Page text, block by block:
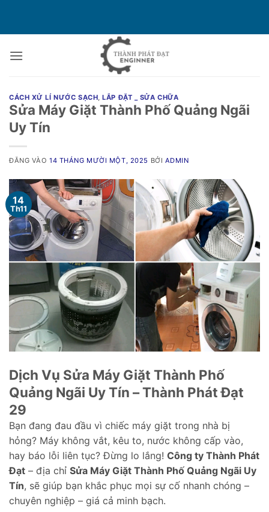
nội
dung
CÁCH XỬ LÍ NƯỚC SẠCH,LẮP ĐẶT _ SỬA CHỮA
Sửa Máy Giặt Thành Phố Quảng Ngãi
Uy Tín
ĐĂNG VÀO14 THÁNG MƯỜI MỘT, 2025 BỞI ADMIN
14
Th11
Dịch Vụ Sửa Máy Giặt Thành Phố
Quảng Ngãi Uy Tín – Thành Phát Đạt
29
Bạn đang đau đầu vì chiếc máy giặt trong nhà bị
hỏng? Máy không vắt, kêu to, nước không cấp vào,
hay báo lỗi liên tục? Đừng lo lắng! Công ty Thành Phát
Đạt – địa chỉ Sửa Máy Giặt Thành Phố Quảng Ngãi Uy
Tín, sẽ giúp bạn khắc phục mọi sự cố nhanh chóng –
chuyên nghiệp – giá cả minh bạch.